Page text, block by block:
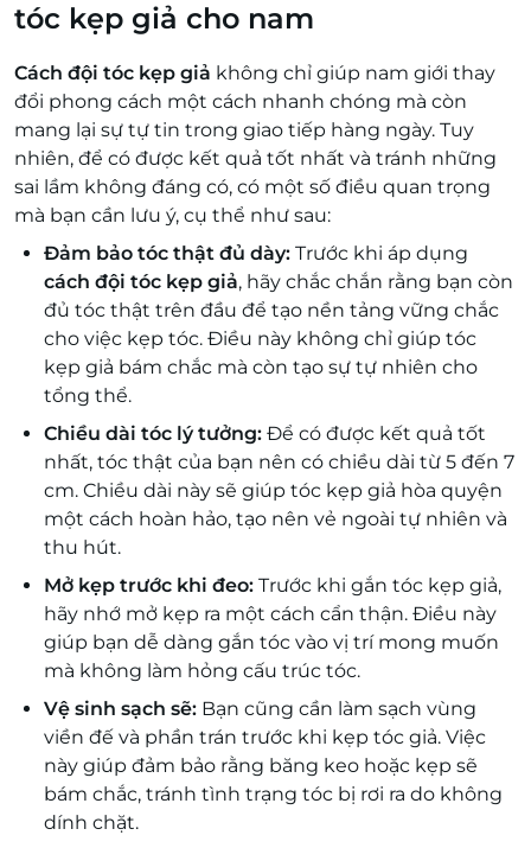
tóc kẹp giả cho nam
Cách đội tóc kẹp giả không chỉ giúp nam giới thay
đổi phong cách một cách nhanh chóng mà còn
mang lại sự tự tin trong giao tiếp hàng ngày. Tuy
nhiên, để có được kết quả tốt nhất và tránh những
sai lầm không đáng có, có một số điều quan trọng
mà bạn cần lưu ý, cụ thể như sau:
Đảm bảo tóc thật đủ dày: Trước khi áp dụng
cách đội tóc kẹp giả, hãy chắc chắn rằng bạn còn
đủ tóc thật trên đầu để tạo nền tảng vững chắc
cho việc kẹp tóc. Điều này không chỉ giúp tóc
kẹp giả bám chắc mà còn tạo sự tự nhiên cho
tổng thể.
Chiều dài tóc lý tưởng: Để có được kết quả tốt
nhất, tóc thật của bạn nên có chiều dài từ 5 đến 7
cm. Chiều dài này sẽ giúp tóc kẹp giả hòa quyện
một cách hoàn hảo, tạo nên vẻ ngoài tự nhiên và
thu hút.
Mở kẹp trước khi đeo: Trước khi gắn tóc kẹp giả,
hãy nhớ mở kẹp ra một cách cẩn thận. Điều này
giúp bạn dễ dàng gắn tóc vào vị trí mong muốn
mà không làm hỏng cấu trúc tóc.
Vệ sinh sạch sẽ: Bạn cũng cần làm sạch vùng
viền đế và phần trán trước khi kẹp tóc giả. Việc
này giúp đảm bảo rằng băng keo hoặc kẹp sẽ
bám chắc, tránh tình trạng tóc bị rơi ra do không
dính chặt.